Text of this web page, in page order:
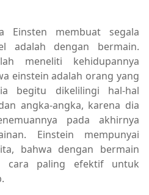
Einsten membuat segala
adalah dengan bermain.
meneliti kehidupannya
einstein adalah orang yang
begitu dikelilingi hal-hal
angka-angka, karena dia
pada akhirnya
Einstein mempunyai
bahwa dengan bermain
cara paling efektif untuk